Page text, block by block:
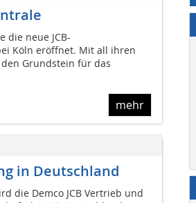
die neue JCB-
Köln eröffnet. Mit all ihren
Grundstein für das
mehr
in Deutschland
die Demco JCB Vertrieb und